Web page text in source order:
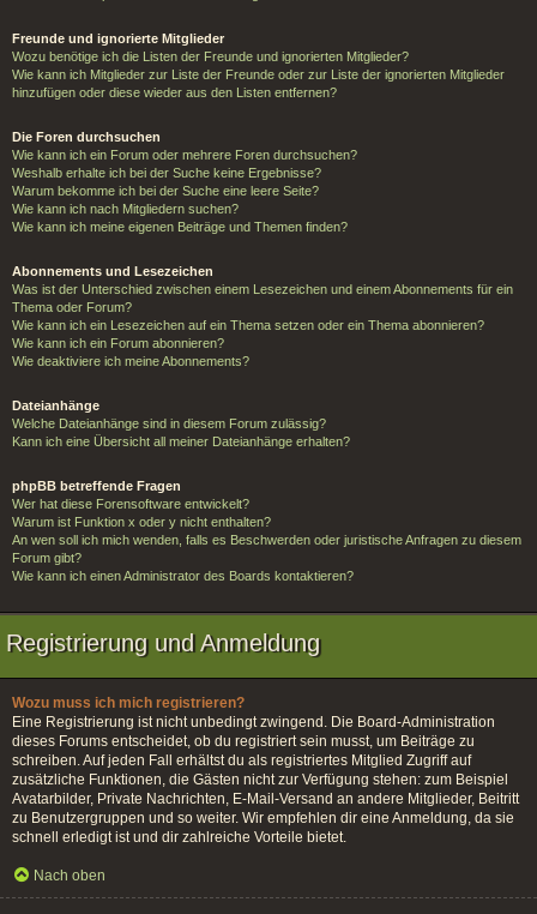
Freunde und ignorierte Mitglieder
Wozu benötige ich die Listen der Freunde und ignorierten Mitglieder?
Wie kann ich Mitglieder zur Liste der Freunde oder zur Liste der ignorierten Mitglieder
hinzufügen oder diese wieder aus den Listen entfernen?
Die Foren durchsuchen
Wie kann ich ein Forum oder mehrere Foren durchsuchen?
Weshalb erhalte ich bei der Suche keine Ergebnisse?
Warum bekomme ich bei der Suche eine leere Seite?
Wie kann ich nach Mitgliedern suchen?
Wie kann ich meine eigenen Beiträge und Themen finden?
Abonnements und Lesezeichen
Was ist der Unterschied zwischen einem Lesezeichen und einem Abonnements für ein
Thema oder Forum?
Wie kann ich ein Lesezeichen auf ein Thema setzen oder ein Thema abonnieren?
Wie kann ich ein Forum abonnieren?
Wie deaktiviere ich meine Abonnements?
Dateianhänge
Welche Dateianhänge sind in diesem Forum zulässig?
Kann ich eine Übersicht all meiner Dateianhänge erhalten?
phpBB betreffende Fragen
Wer hat diese Forensoftware entwickelt?
Warum ist Funktion x oder y nicht enthalten?
An wen soll ich mich wenden, falls es Beschwerden oder juristische Anfragen zu diesem
Forum gibt?
Wie kann ich einen Administrator des Boards kontaktieren?
Registrierung und Anmeldung
Wozu muss ich mich registrieren?
Eine Registrierung ist nicht unbedingt zwingend. Die Board-Administration
dieses Forums entscheidet, ob du registriert sein musst, um Beiträge zu
schreiben. Auf jeden Fall erhältst du als registriertes Mitglied Zugriff auf
zusätzliche Funktionen, die Gästen nicht zur Verfügung stehen: zum Beispiel
Avatarbilder, Private Nachrichten, E-Mail-Versand an andere Mitglieder, Beitritt
zu Benutzergruppen und so weiter. Wir empfehlen dir eine Anmeldung, da sie
schnell erledigt ist und dir zahlreiche Vorteile bietet.
Nach oben